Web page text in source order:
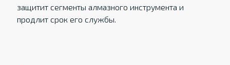
защитит сегменты алмазного инструмента и
продлит срок его службы.